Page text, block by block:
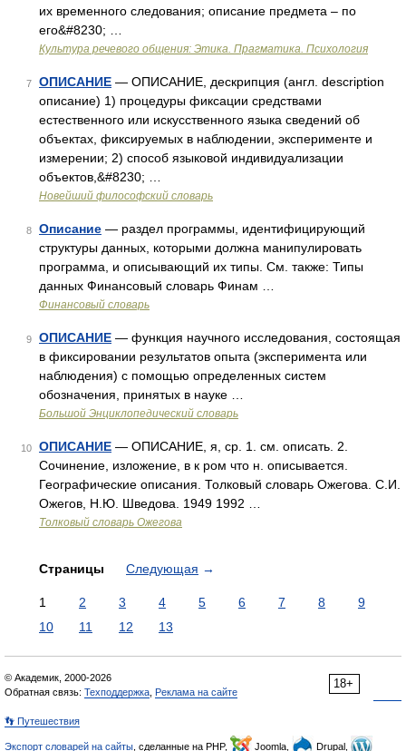
их временного следования; описание предмета – по
его&#8230; …
Культура речевого общения: Этика. Прагматика. Психология
7 ОПИСАНИЕ — ОПИСАНИЕ, дескрипция (англ. description
описание) 1) процедуры фиксации средствами
естественного или искусственного языка сведений об
объектах, фиксируемых в наблюдении, эксперименте и
измерении; 2) способ языковой индивидуализации
объектов,&#8230; …
Новейший философский словарь
8 Описание — раздел программы, идентифицирующий
структуры данных, которыми должна манипулировать
программа, и описывающий их типы. См. также: Типы
данных Финансовый словарь Финам …
Финансовый словарь
9 ОПИСАНИЕ — функция научного исследования, состоящая
в фиксировании результатов опыта (эксперимента или
наблюдения) с помощью определенных систем
обозначения, принятых в науке …
Большой Энциклопедический словарь
10 ОПИСАНИЕ — ОПИСАНИЕ, я, ср. 1. см. описать. 2.
Сочинение, изложение, в к ром что н. описывается.
Географические описания. Толковый словарь Ожегова. С.И.
Ожегов, Н.Ю. Шведова. 1949 1992 …
Толковый словарь Ожегова
Страницы Следующая →
1 2 3 4 5 6 7 8
9
10
11 12 13
18+
© Академик, 2000-2026
Обратная связь: Техподдержка Реклама на сайте
👣 Путешествия
Экспорт словарей на сайты , сделанные на PHP, Joomla, Drupal,